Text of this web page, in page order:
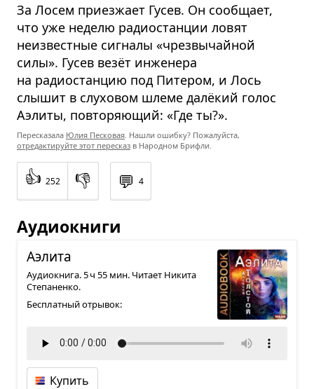
За Лосем приезжает Гусев. Он сообщает,
что уже неделю радиостанции ловят
неизвестные сигналы «чрезвычайной
силы». Гусев везёт инженера
на радиостанцию под Питером, и Лось
слышит в слуховом шлеме далёкий голос
Аэлиты, повторяющий: «Где ты?».
Пересказала Юлия Песковая . Нашли ошибку? Пожалуйста,
отредактируйте этот пересказ в Народном Брифли.
👍 252 👎 💬 4
Аудиокниги
Аэлита
Аудиокнига. 5 ч 55 мин. Читает Никита
Степаненко.
Бесплатный отрывок:
Купить